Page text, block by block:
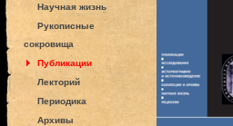
Научная жизнь
Рукописные
сокровища
Публикации
Лекторий
Периодика
Архивы